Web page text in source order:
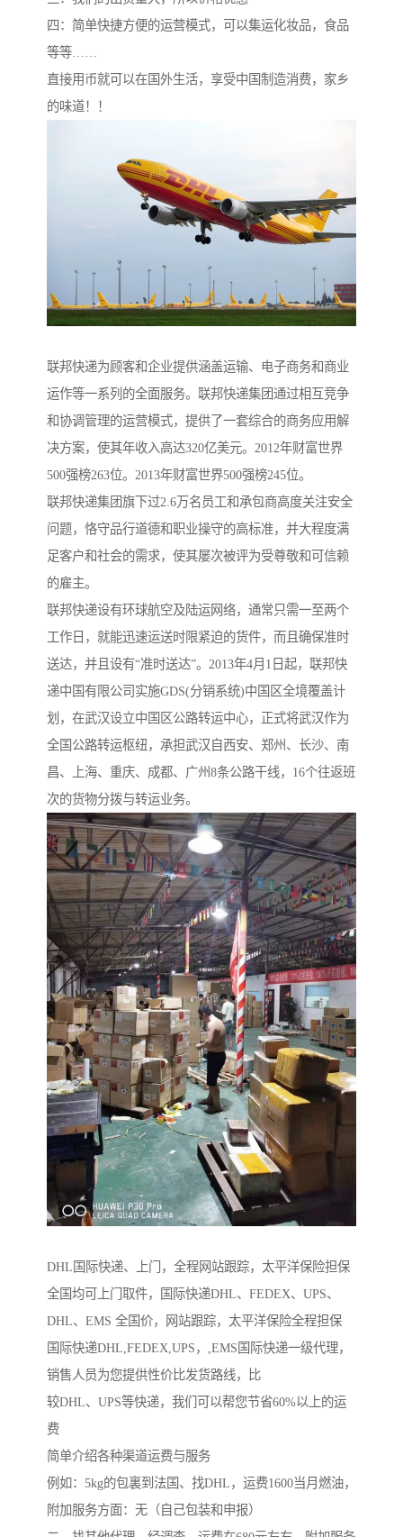
四：简单快捷方便的运营模式，可以集运化妆品，食品
等等……
直接用币就可以在国外生活，享受中国制造消费，家乡
的味道！！
联邦快递为顾客和企业提供涵盖运输、电子商务和商业
运作等一系列的全面服务。联邦快递集团通过相互竞争
和协调管理的运营模式，提供了一套综合的商务应用解
决方案，使其年收入高达320亿美元。2012年财富世界
500强榜263位。2013年财富世界500强榜245位。
联邦快递集团旗下过2.6万名员工和承包商高度关注安全
问题，恪守品行道德和职业操守的高标准，并大程度满
足客户和社会的需求，使其屡次被评为受尊敬和可信赖
的雇主。
联邦快递设有环球航空及陆运网络，通常只需一至两个
工作日，就能迅速运送时限紧迫的货件，而且确保准时
送达，并且设有“准时送达”。2013年4月1日起，联邦快
递中国有限公司实施GDS(分销系统)中国区全境覆盖计
划，在武汉设立中国区公路转运中心，正式将武汉作为
全国公路转运枢纽，承担武汉自西安、郑州、长沙、南
昌、上海、重庆、成都、广州8条公路干线，16个往返班
次的货物分拨与转运业务。
DHL国际快递、上门，全程网站跟踪，太平洋保险担保
全国均可上门取件，国际快递DHL、FEDEX、UPS、
DHL、EMS 全国价，网站跟踪，太平洋保险全程担保
国际快递DHL,FEDEX,UPS，,EMS国际快递一级代理，
销售人员为您提供性价比发货路线，比
较DHL、UPS等快递，我们可以帮您节省60%以上的运
费
简单介绍各种渠道运费与服务
例如：5kg的包裏到法国、找DHL，运费1600当月燃油，
附加服务方面：无（自己包装和申报）